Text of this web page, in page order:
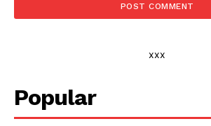
xxx
Popular